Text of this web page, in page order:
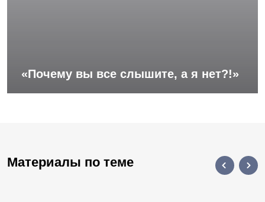
«Почему вы все слышите, а я нет?!»
Материалы по теме